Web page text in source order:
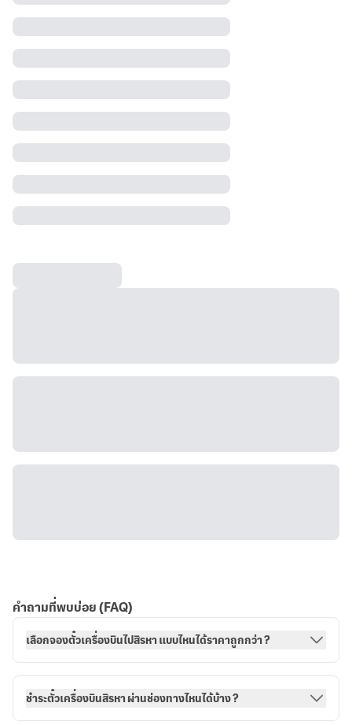
คำถามที่พบบ่อย (FAQ)
เลือกจองตั๋วเครื่องบินไปสิรหา แบบไหนได้ราคาถูกกว่า ?
ชำระตั๋วเครื่องบินสิรหา ผ่านช่องทางไหนได้บ้าง ?